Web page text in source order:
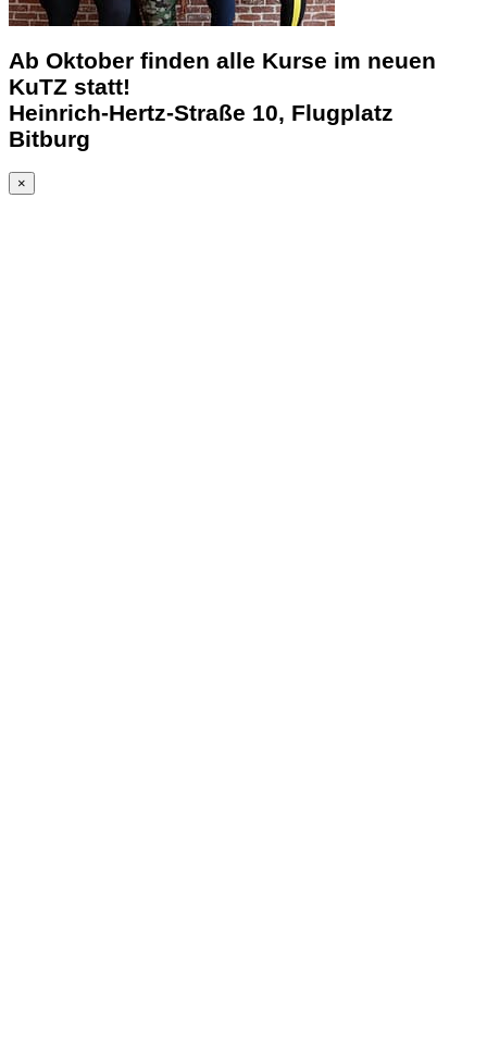
Ab Oktober finden alle Kurse im neuen
KuTZ statt!
Heinrich-Hertz-Straße 10, Flugplatz
Bitburg
×